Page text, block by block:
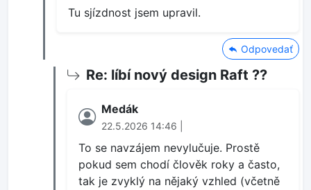
Tu sjízdnost jsem upravil.
Odpovedať
Re: líbí nový design Raft ??
Medák
22.5.2026 14:46 |
To se navzájem nevylučuje. Prostě
pokud sem chodí člověk roky a často,
tak je zvyklý na nějaký vzhled (včetně